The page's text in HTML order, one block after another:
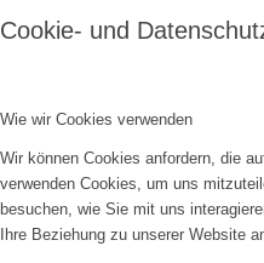
Cookie- und
Wie wir Cookies verwenden
Wir können Cookies anfordern, die
verwenden Cookies, um uns
besuchen, wie Sie mit uns
Ihre Beziehung zu unserer Website